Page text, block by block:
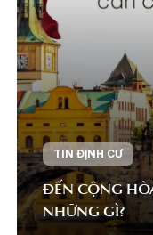
TIN ĐỊNH CƯ
ĐẾN CỘNG
NHỮNG GÌ?